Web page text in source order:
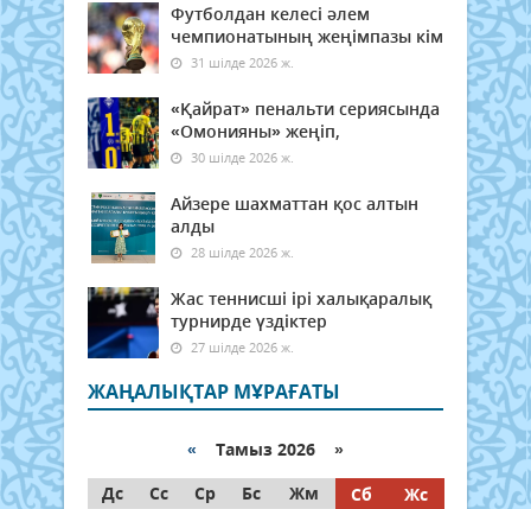
Футболдан келесі әлем
чемпионатының жеңімпазы кім
31 шілде 2026 ж.
«Қайрат» пенальти сериясында
«Омонияны» жеңіп,
30 шілде 2026 ж.
Айзере шахматтан қос алтын
алды
28 шілде 2026 ж.
Жас теннисші ірі халықаралық
турнирде үздіктер
27 шілде 2026 ж.
ЖАҢАЛЫҚТАР МҰРАҒАТЫ
« Тамыз 2026 »
Дс
Сс Ср Бс Жм Сб
Жс